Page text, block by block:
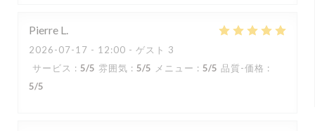
Pierre L
2026-07-17 - 12:00 - ゲスト 3
サービス : 5/5 雰囲気 : 5/5 メニュー : 5/5 品質-価格 :
5/5